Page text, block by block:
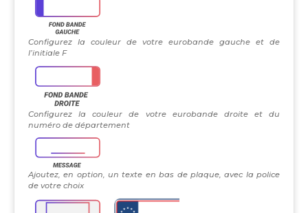
Configurez la couleur de votre eurobande gauche et de
l’initiale F
Configurez la couleur de votre eurobande droite et du
numéro de département
Ajoutez, en option, un texte en bas de plaque, avec la police
de votre choix